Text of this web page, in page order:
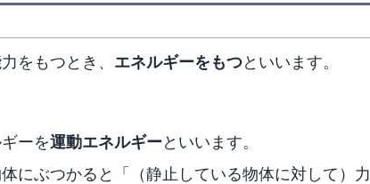
をもつとき、 エネルギーをもつといいます。
ーを運動エネルギーといいます。
にぶつかると「（静止している物体に対して）力